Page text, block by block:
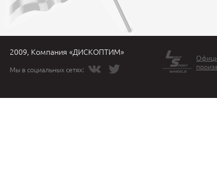
2009, Компания «ДИСКОПТИМ»
Мы в социальных сетях: